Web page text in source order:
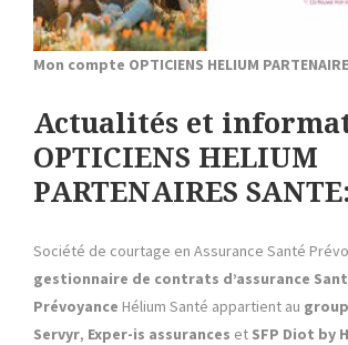
Mon compte OPTICIENS HELIUM
Actualités et
OPTICIENS HELIUM
PARTENAIRES SANTE:
Société de courtage en Assurance Santé
gestionnaire de contrats d’assurance
Prévoyance Hélium Santé appartient au
Servyr, Exper-is assurances et SFP Diot by